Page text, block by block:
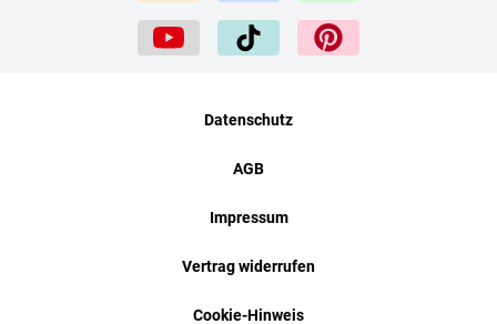
Datenschutz
AGB
Impressum
Vertrag widerrufen
Cookie-Hinweis